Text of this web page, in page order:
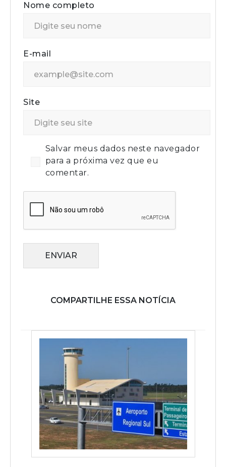
Nome completo
E-mail
Site
Salvar meus dados neste navegador
para a próxima vez que eu
comentar.
ENVIAR
COMPARTILHE ESSA NOTÍCIA